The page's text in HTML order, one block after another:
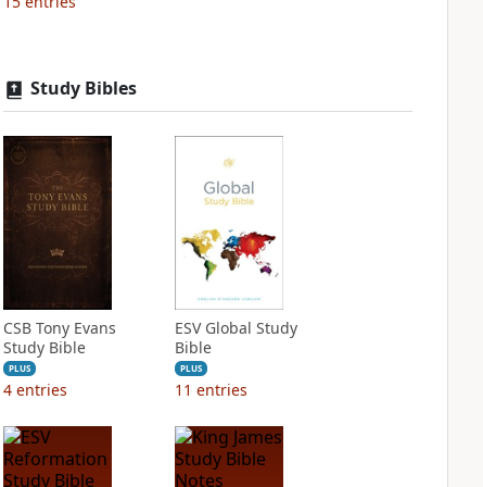
Study Bibles
CSB Tony Evans
Study Bible
PLUS
4 entries
ESV Global Study
Bible
PLUS
11 entries